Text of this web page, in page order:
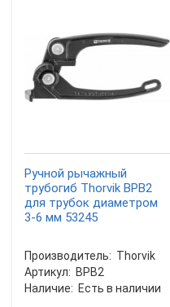
Ручной рычажный
трубогиб Thorvik BPB2
для трубок диаметром
3-6 мм 53245
Производитель: Thorvik
Артикул: BPB2
Наличие: Есть в наличии